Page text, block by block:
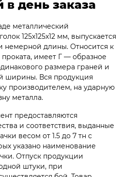
в день заказа
металлический
125х125х12 мм, выпускается
немерной длины. Относится к
проката, имеет Г — образное
размера граней и
ширины. Вся продукция
производителем, на ударную
металла.
предоставляются
и соответствия, выданные
весом от 1.5 до 7 тн с
указано наименование
Отпуск продукции
штуки, при